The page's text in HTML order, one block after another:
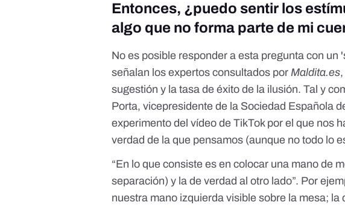
Entonces, ¿puedo sentir los
algo que no forma parte de mi
No es posible responder a esta pregunta con un
señalan los expertos consultados porMaldita.es
sugestión y la tasa de éxito de la ilusión. Tal y
Porta, vicepresidente de la Sociedad Española
experimento del vídeo de TikTok por el que nos
verdad de la que pensamos (aunque no todo lo
“En lo que consiste es en colocar una mano de
separación) y la de verdad al otro lado”. Por
nuestra mano izquierda visible sobre la mesa; la